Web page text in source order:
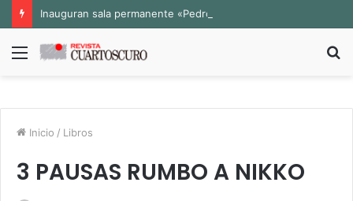
Menú
Inicio / Libros
3 PAUSAS RUMBO A NIKKO